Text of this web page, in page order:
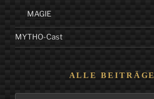
MAGIE
MYTHO-Cast
ALLE BEITRÄGE